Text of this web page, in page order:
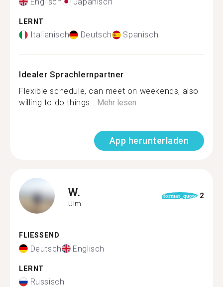
LERNT
Italienisch Deutsch Spanisch
Idealer Sprachlernpartner
Flexible schedule, can meet on weekends, also
willing to do things...Mehr lesen
App herunterladen
W.
Ulm
format_quote 2
FLIESSEND
Deutsch Englisch
LERNT
Russisch